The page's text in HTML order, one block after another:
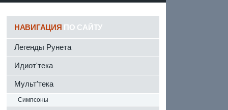
НАВИГАЦИЯ ПО САЙТУ
Легенды Рунета
Идиот'тека
Мульт'тека
Симпсоны